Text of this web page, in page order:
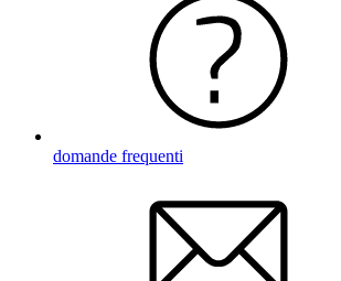
domande frequenti